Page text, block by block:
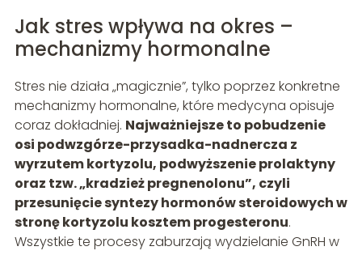
Jak stres wpływa na okres –
mechanizmy hormonalne
Stres nie działa „magicznie”, tylko poprzez konkretne
mechanizmy hormonalne, które medycyna opisuje
coraz dokładniej. Najważniejsze to pobudzenie
osi podwzgórze-przysadka-nadnercza z
wyrzutem kortyzolu, podwyższenie prolaktyny
oraz tzw. „kradzież pregnenolonu”, czyli
przesunięcie syntezy hormonów steroidowych w
stronę kortyzolu kosztem progesteronu.
Wszystkie te procesy zaburzają wydzielanie GnRH w